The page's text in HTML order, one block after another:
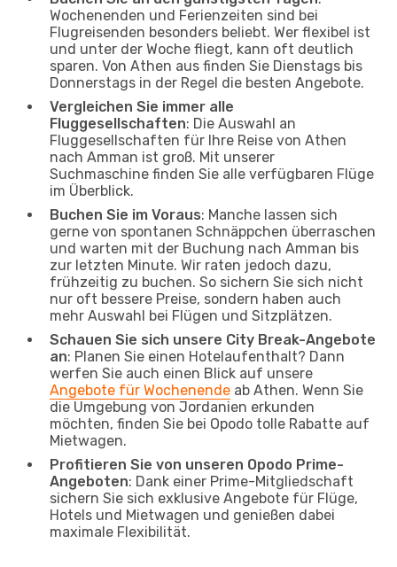
Wochenenden und Ferienzeiten sind bei
Flugreisenden besonders beliebt. Wer flexibel ist
und unter der Woche fliegt, kann oft deutlich
sparen. Von Athen aus finden Sie Dienstags bis
Donnerstags in der Regel die besten Angebote.
Vergleichen Sie immer alle
Fluggesellschaften: Die Auswahl an
Fluggesellschaften für Ihre Reise von Athen
nach Amman ist groß. Mit unserer
Suchmaschine finden Sie alle verfügbaren Flüge
im Überblick.
Buchen Sie im Voraus: Manche lassen sich
gerne von spontanen Schnäppchen überraschen
und warten mit der Buchung nach Amman bis
zur letzten Minute. Wir raten jedoch dazu,
frühzeitig zu buchen. So sichern Sie sich nicht
nur oft bessere Preise, sondern haben auch
mehr Auswahl bei Flügen und Sitzplätzen.
Schauen Sie sich unsere City Break-Angebote
an: Planen Sie einen Hotelaufenthalt? Dann
werfen Sie auch einen Blick auf unsere
Angebote für Wochenende ab Athen. Wenn Sie
die Umgebung von Jordanien erkunden
möchten, finden Sie bei Opodo tolle Rabatte auf
Mietwagen.
Profitieren Sie von unseren Opodo Prime-
Angeboten: Dank einer Prime-Mitgliedschaft
sichern Sie sich exklusive Angebote für Flüge,
Hotels und Mietwagen und genießen dabei
maximale Flexibilität.